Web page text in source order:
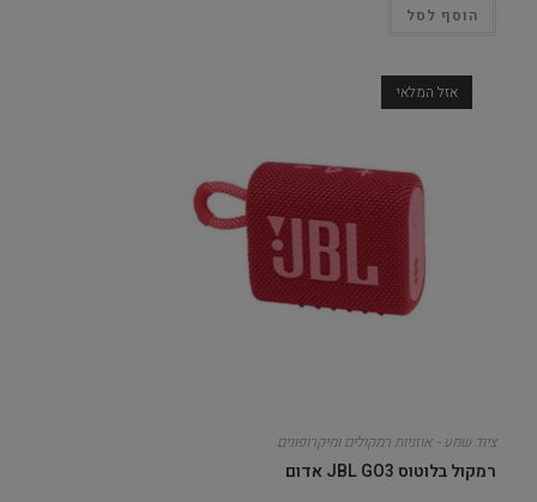
הוסף לסל
אזל המלאי
ציוד שמע - אוזניות רמקולים ומיקרופונים
רמקול בלוטוס JBL GO3 אדום